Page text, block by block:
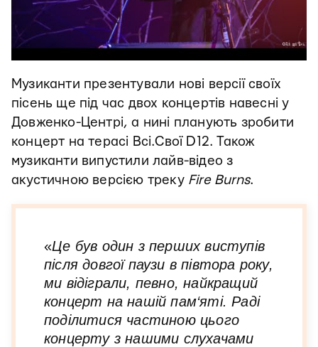
Музиканти презентували нові версії своїх
пісень ще під час двох концертів навесні у
Довженко-Центрі, а нині планують зробити
концерт на терасі Всі.Свої D12. Також
музиканти випустили лайв-відео з
акустичною версією треку Fire Burns.
«Це був один з перших виступів
після довгої паузи в півтора року,
ми відіграли, певно, найкращий
концерт на нашій пам‘яті. Раді
поділитися частиною цього
концерту з нашими слухачами